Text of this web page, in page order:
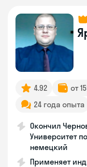
4.92
от
24 года опыта
Окончил
Университет
немецкий
Применяет